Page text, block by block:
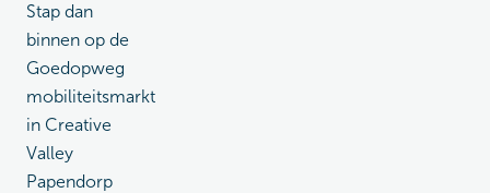
Stap dan
binnen op de
Goedopweg
mobiliteitsmarkt
in Creative
Valley
Papendorp